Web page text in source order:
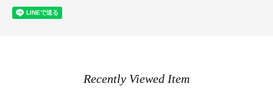
Recently Viewed Item